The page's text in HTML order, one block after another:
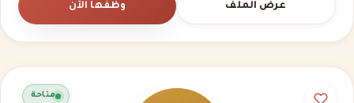
عرض الملف وظّفها الآن
متاحة